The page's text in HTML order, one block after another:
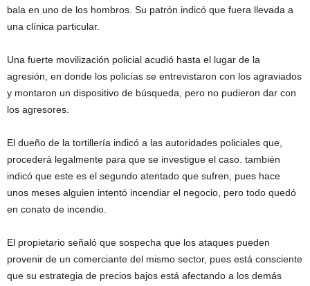
bala en uno de los hombros. Su patrón indicó que fuera llevada a
una clínica particular.
Una fuerte movilización policial acudió hasta el lugar de la
agresión, en donde los policías se entrevistaron con los agraviados
y montaron un dispositivo de búsqueda, pero no pudieron dar con
los agresores.
El dueño de la tortillería indicó a las autoridades policiales que,
procederá legalmente para que se investigue el caso. también
indicó que este es el segundo atentado que sufren, pues hace
unos meses alguien intentó incendiar el negocio, pero todo quedó
en conato de incendio.
El propietario señaló que sospecha que los ataques pueden
provenir de un comerciante del mismo sector, pues está consciente
que su estrategia de precios bajos está afectando a los demás